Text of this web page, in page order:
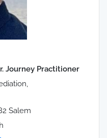
Journey Practitioner
Salem